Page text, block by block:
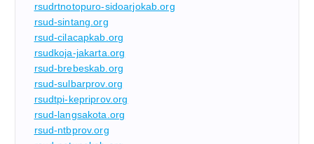
rsudrtnotopuro-sidoarjokab.org
rsud-sintang.org
rsud-cilacapkab.org
rsudkoja-jakarta.org
rsud-brebeskab.org
rsud-sulbarprov.org
rsudtpi-kepriprov.org
rsud-langsakota.org
rsud-ntbprov.org